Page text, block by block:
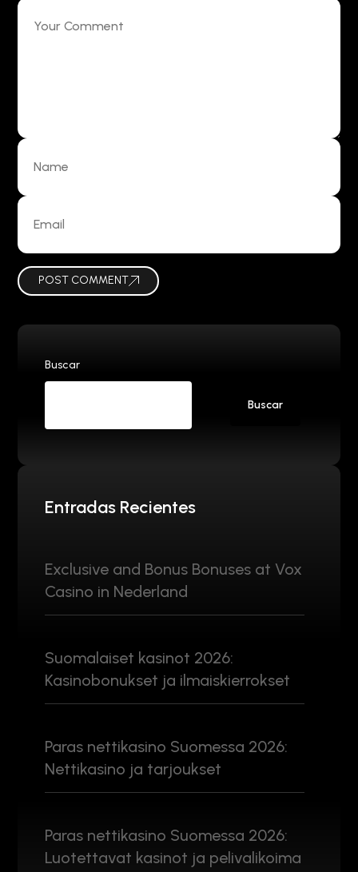
POST COMMENT
Buscar
Buscar
Entradas Recientes
Exclusive and Bonus Bonuses at Vox
Casino in Nederland
Suomalaiset kasinot 2026:
Kasinobonukset ja ilmaiskierrokset
Paras nettikasino Suomessa 2026:
Nettikasino ja tarjoukset
Paras nettikasino Suomessa 2026:
Luotettavat kasinot ja pelivalikoima